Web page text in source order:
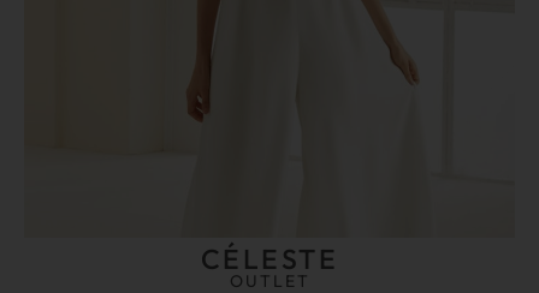
CÉLESTE
OUTLET